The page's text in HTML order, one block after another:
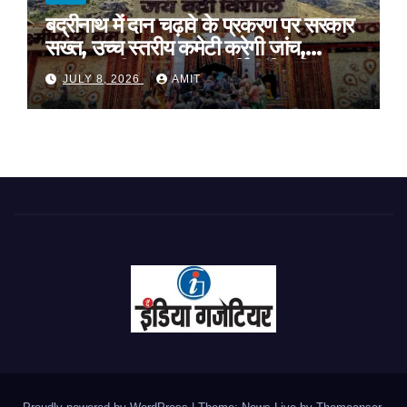
बद्रीनाथ में दान चढ़ावे के प्रकरण पर सरकार
सख्त, उच्च स्तरीय कमेटी करेगी जांच,
अनुशासनहीनता पर एक कार्मिक निलंबित
JULY 8, 2026 AMIT